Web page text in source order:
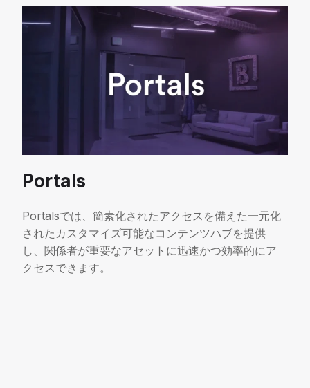
Portals
Portalsでは、簡素化されたアクセスを備えた一元化
されたカスタマイズ可能なコンテンツハブを提供
し、関係者が重要なアセットに迅速かつ効率的にア
クセスできます。